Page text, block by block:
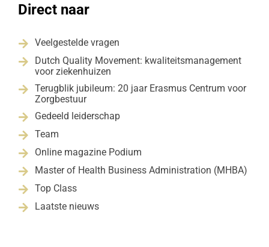
Direct naar
 Veelgestelde vragen

Dutch Quality Movement: kwaliteitsmanagement
voor ziekenhuizen

Terugblik jubileum: 20 jaar Erasmus Centrum voor
Zorgbestuur
 Gedeeld leiderschap
 Team
 Online magazine Podium
 Master of Health Business Administration (MHBA)
 Top Class
 Laatste nieuws